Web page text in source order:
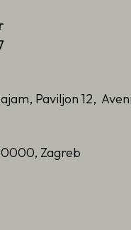
Paviljon 12,
Zagreb